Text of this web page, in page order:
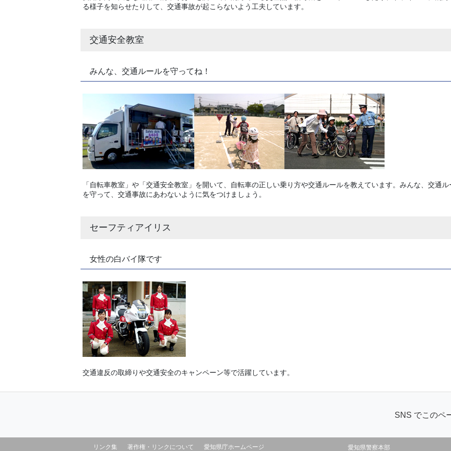
る様子を知らせたりして、交通事故が起こらないよう工夫しています。
交通安全教室
みんな、交通ルールを守ってね！
「自転車教室」や「交通安全教室」を開いて、自転車の正しい乗り方や交通ルールを教えています。みんな、交通ル
を守って、交通事故にあわないように気をつけましょう。
セーフティアイリス
女性の白バイ隊です
交通違反の取締りや交通安全のキャンペーン等で活躍しています。
SNS でこのペ
リンク集 著作権・リンクについて 愛知県庁ホームページ 愛知県警察本部